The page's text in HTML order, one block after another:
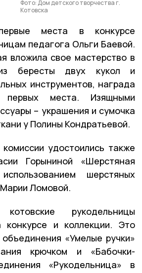
Фото: Дом детского творчества г.
Котовска
места в конкурсе
педагога Ольги Баевой.
вложила свое мастерство в
из бересты двух кукол и
инструментов, награда
места. Изящными
– украшения и сумочка
у Полины Кондратьевой.
удостоились также
Горыниной «Шерстяная
шерстяных
Ломовой.
рукодельницы
конкурсе и коллекции. Это
«Умелые ручки»
крючком и «Бабочки-
«Рукодельница» в